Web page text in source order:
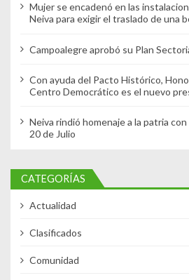
Mujer se encadenó en las
Neiva para exigir el traslado de una
Campoalegre aprobó su Plan
Con ayuda del Pacto Histórico,
Centro Democrático es el nuevo
Neiva rindió homenaje a la patria
20 de Julio
CATEGORÍAS
Actualidad
Clasificados
Comunidad